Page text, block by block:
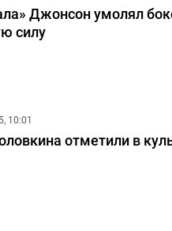
Джонсон умолял
силу
10:01
отметили в